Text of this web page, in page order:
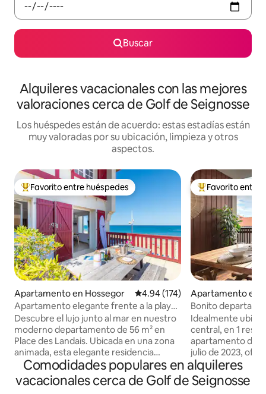
Buscar
Alquileres vacacionales con las mejores
valoraciones cerca de Golf de Seignosse
Los huéspedes están de acuerdo: estas estadías están
muy valoradas por su ubicación, limpieza y otros
aspectos.
Favorito entre huéspedes preferido
Favorito entre huéspedes
Apartamento en Hossegor Calificación promedio: 4.94 de
4.94 (174)
Apartamento elegante frente a la playa
con terraza con vistas al mar
Descubre el lujo junto al mar en nuestro
moderno departamento de 56 m² en
Place des Landais. Ubicada en una zona
animada, esta elegante residencia
ofrece acceso directo a la playa con una
terraza con vista al mar. Duerme
cómodamente en los dos lujosos
Favorito entre
Favorito entre
Apartamento en
Bonito
cerca de
Idealmente
central, en 1
apartamento de
julio de 2023,
alojamiento para
personas.
pago del 01/07 al 17/09)
Comodidades populares en alquileres
vacacionales cerca de Golf de Seignosse